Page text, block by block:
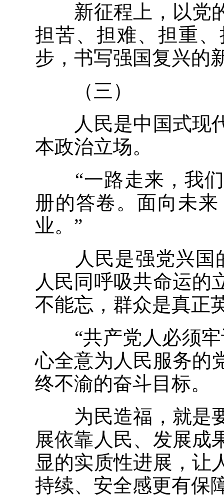
新征程上，以党的
担苦、担难、担重
步，书写强国复兴的
（三）
人民是中国式现代
本政治立场。
“一路走来，我们
册的答卷。面向未
业。”
人民是强党兴国的
人民同呼吸共命运的
不能忘，群众是真正
“共产党人必须牢
心全意为人民服务的
终不渝的奋斗目标。
为民造福，就是要
展依靠人民、发展成
显的实质性进展，让
持续、安全感更有保